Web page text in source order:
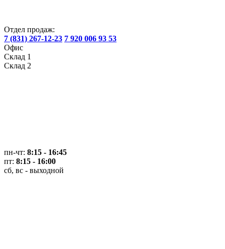
Отдел продаж:
7 (831) 267-12-23 7 920 006 93 53
Офис
Склад 1
Склад 2
пн-чт: 8:15 - 16:45
пт: 8:15 - 16:00
сб, вс - выходной